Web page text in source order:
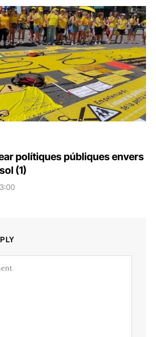
polítiques públiques envers
(1)